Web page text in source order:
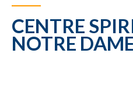
CENTRE
NOTRE